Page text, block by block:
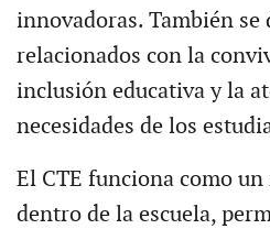
innovadoras. También se
relacionados con la
inclusión educativa y la
necesidades de los
El CTE funciona como
dentro de la escuela,